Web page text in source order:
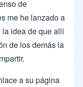
de
me he lanzado a
idea de que allí
de los demás la
a su página